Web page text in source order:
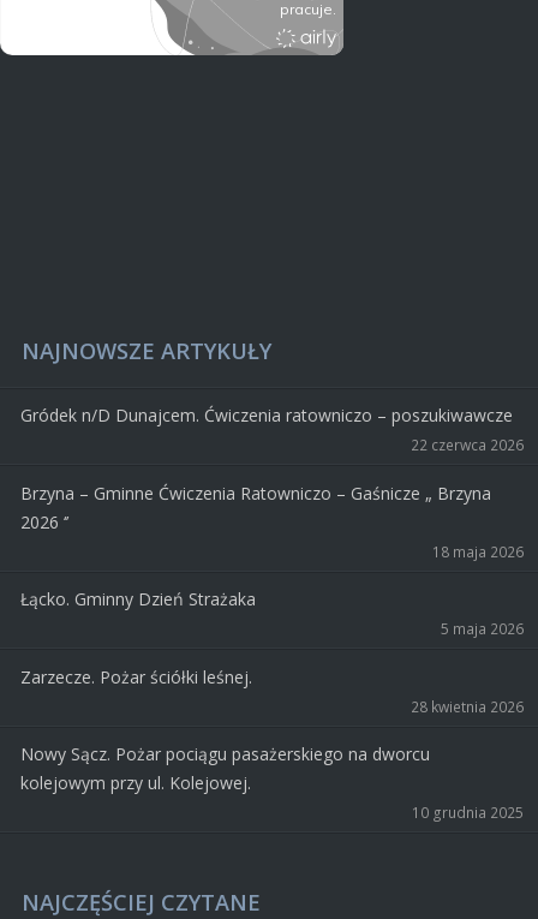
NAJNOWSZE ARTYKUŁY
Gródek n/D Dunajcem. Ćwiczenia ratowniczo – poszukiwawcze
22 czerwca 2026
Brzyna – Gminne Ćwiczenia Ratowniczo – Gaśnicze „ Brzyna
2026 ‘’
18 maja 2026
Łącko. Gminny Dzień Strażaka
5 maja 2026
Zarzecze. Pożar ściółki leśnej.
28 kwietnia 2026
Nowy Sącz. Pożar pociągu pasażerskiego na dworcu
kolejowym przy ul. Kolejowej.
10 grudnia 2025
NAJCZĘŚCIEJ CZYTANE